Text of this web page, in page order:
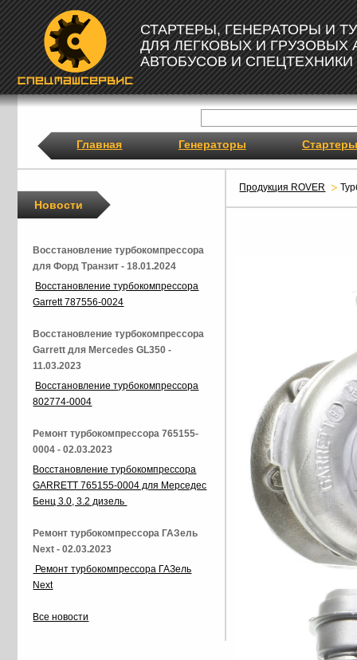
СТАРТЕРЫ, ГЕНЕРАТОРЫ И
ДЛЯ ЛЕГКОВЫХ И ГРУЗОВЫХ
АВТОБУСОВ И СПЕЦТЕХНИКИ
Главная Генераторы Стартеры
Продукция ROVER
Новости
Восстановление турбокомпрессора
для Форд Транзит - 18.01.2024
Восстановление турбокомпрессора
Garrett 787556-0024
Восстановление турбокомпрессора
Garrett для Mercedes GL350 -
11.03.2023
Восстановление турбокомпрессора
802774-0004
Ремонт турбокомпрессора 765155-
0004 - 02.03.2023
Восстановление турбокомпрессора
GARRETT 765155-0004 для Мерседес
Бенц 3.0, 3.2 дизель
Ремонт турбокомпрессора ГАЗель
Next - 02.03.2023
Ремонт турбокомпрессора ГАЗель
Next
Все новости